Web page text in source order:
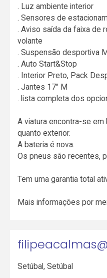
. Luz ambiente interior
. Sensores de
. Aviso saída da faixa de
volante
. Suspensão desportiva M
. Auto Start&Stop
. Interior Preto, Pack
. Jantes 17" M
. lista completa dos
A viatura encontra-se
quanto exterior.
A bateria é nova.
Os pneus são recentes,
Tem uma garantia total
Mais informações por
Setúbal,Setúbal